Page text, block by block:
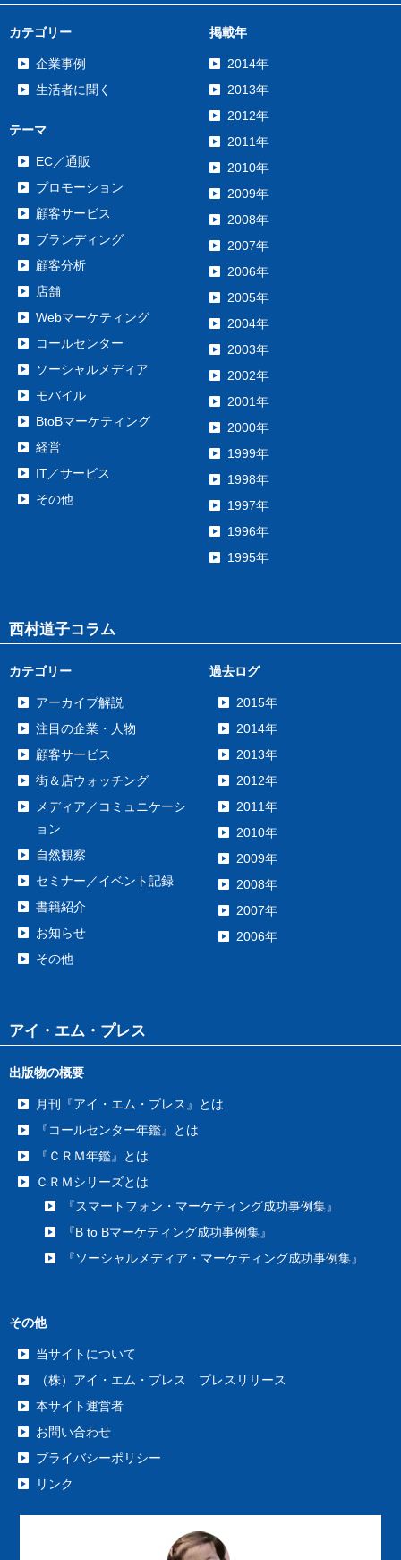
カテゴリー
企業事例
生活者に聞く
テーマ
EC／通販
プロモーション
顧客サービス
ブランディング
顧客分析
店舗
Webマーケティング
コールセンター
ソーシャルメディア
モバイル
BtoBマーケティング
経営
IT／サービス
その他
掲載年
2014年
2013年
2012年
2011年
2010年
2009年
2008年
2007年
2006年
2005年
2004年
2003年
2002年
2001年
2000年
1999年
1998年
1997年
1996年
1995年
西村道子コラム
カテゴリー
アーカイブ解説
注目の企業・人物
顧客サービス
街＆店ウォッチング
メディア／コミュニケーシ
ョン
自然観察
セミナー／イベント記録
書籍紹介
お知らせ
その他
過去ログ
2015年
2014年
2013年
2012年
2011年
2010年
2009年
2008年
2007年
2006年
アイ・エム・プレス
出版物の概要
月刊『アイ・エム・プレス』とは
『コールセンター年鑑』とは
『ＣＲＭ年鑑』とは
ＣＲＭシリーズとは
『スマートフォン・マーケティング成功事例集』
『B to Bマーケティング成功事例集』
『ソーシャルメディア・マーケティング成功事例集』
その他
当サイトについて
（株）アイ・エム・プレス プレスリリース
本サイト運営者
お問い合わせ
プライバシーポリシー
リンク